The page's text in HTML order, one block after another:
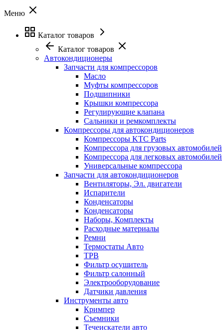
Меню
Каталог товаров
Каталог товаров
Автокондиционеры
Запчасти для компрессоров
Масло
Муфты компрессоров
Подшипники
Крышки компрессора
Регулирующие клапана
Сальники и ремкомплекты
Компрессоры для автокондиционеров
Компрессоры KTC Parts
Компрессора для грузовых автомобилей
Компрессора для легковых автомобилей
Универсальные компрессора
Запчасти для автокондиционеров
Вентиляторы, Эл. двигатели
Испарители
Конденсаторы
Конденсаторы
Наборы, Комплекты
Расходные материалы
Ремни
Термостаты Авто
ТРВ
Фильтр осушитель
Фильтр салонный
Электрооборудование
Датчики давления
Инструменты авто
Кримпер
Съемники
Течеискатели авто